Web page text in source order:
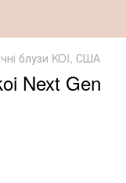
блузи KOI, США
Next Gen